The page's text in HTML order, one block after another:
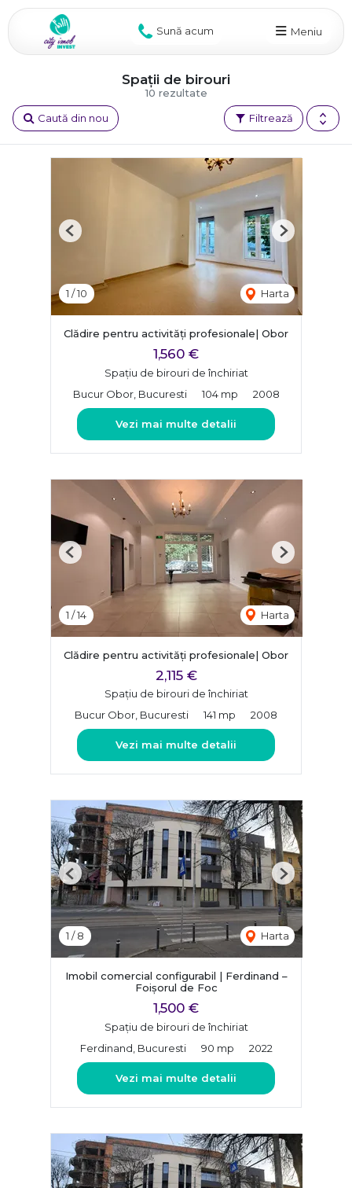
Sună acum Meniu
10 rezultate
Spații de birouri
Filtrează
Caută din nou
1 /10 Harta
Previous Next
Clădire pentru activități profesionale| Obor
1,560 €
Spațiu de birouri de închiriat
Bucur Obor, Bucuresti
104 mp 2008
Vezi mai multe detalii
1 /14 Harta
Previous Next
Clădire pentru activități profesionale| Obor
2,115 €
Spațiu de birouri de închiriat
Bucur Obor, Bucuresti
141 mp 2008
Vezi mai multe detalii
1 /8 Harta
Previous Next
Imobil comercial configurabil | Ferdinand –
Foișorul de Foc
1,500 €
Spațiu de birouri de închiriat
Ferdinand, Bucuresti
90 mp 2022
Vezi mai multe detalii